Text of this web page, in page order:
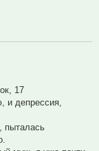
17
и депрессия,
пыталась